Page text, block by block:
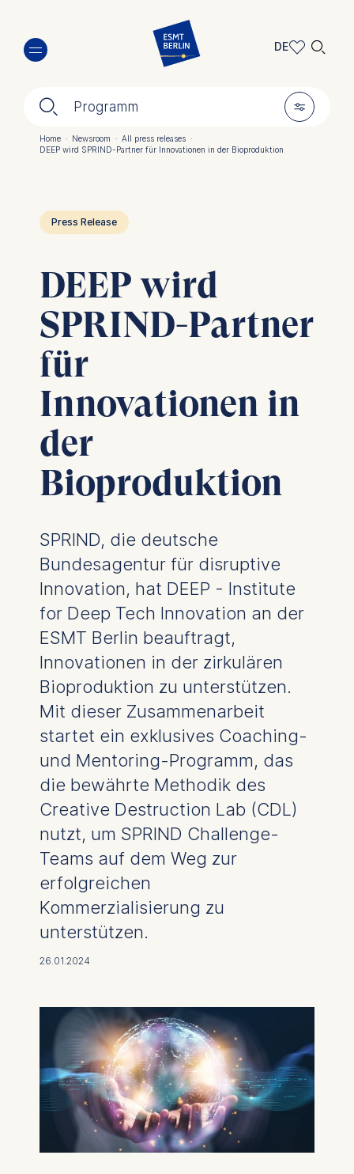
zum
Inhalt
🔍︎ Programm 🎚︎
DE
EN
🔍︎
Home · Newsroom · All press releases ·
DEEP wird SPRIND-Partner für Innovationen in der Bioproduktion
Press Release
DEEP wird
SPRIND-Partner
für
Innovationen in
der
Bioproduktion
SPRIND, die deutsche
Bundesagentur für disruptive
Innovation, hat DEEP - Institute
for Deep Tech Innovation an der
ESMT Berlin beauftragt,
Innovationen in der zirkulären
Bioproduktion zu unterstützen.
Mit dieser Zusammenarbeit
startet ein exklusives Coaching-
und Mentoring-Programm, das
die bewährte Methodik des
Creative Destruction Lab (CDL)
nutzt, um SPRIND Challenge-
Teams auf dem Weg zur
erfolgreichen
Kommerzialisierung zu
unterstützen.
26.01.2024